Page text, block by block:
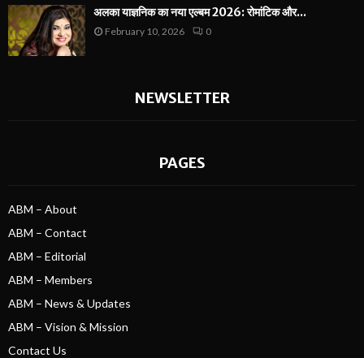
अलका याज्ञनिक का नया एल्बम 2026: रोमांटिक और...
February 10, 2026 0
NEWSLETTER
PAGES
ABM – About
ABM – Contact
ABM – Editorial
ABM – Members
ABM – News & Updates
ABM – Vision & Mission
Contact Us